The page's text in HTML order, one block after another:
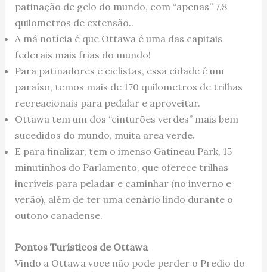
patinação de gelo do mundo, com “apenas” 7.8
quilometros de extensão..
A má notícia é que Ottawa é uma das capitais
federais mais frias do mundo!
Para patinadores e ciclistas, essa cidade é um
paraíso, temos mais de 170 quilometros de trilhas
recreacionais para pedalar e aproveitar.
Ottawa tem um dos “cinturões verdes” mais bem
sucedidos do mundo, muita area verde.
E para finalizar, tem o imenso Gatineau Park, 15
minutinhos do Parlamento, que oferece trilhas
incríveis para peladar e caminhar (no inverno e
verão), além de ter uma cenário lindo durante o
outono canadense.
Pontos Turísticos de Ottawa
Vindo a Ottawa voce não pode perder o Predio do